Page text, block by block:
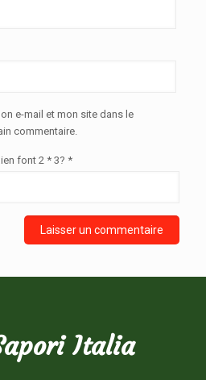
e-mail et mon site dans le
commentaire.
font 2 * 3? *
Italia